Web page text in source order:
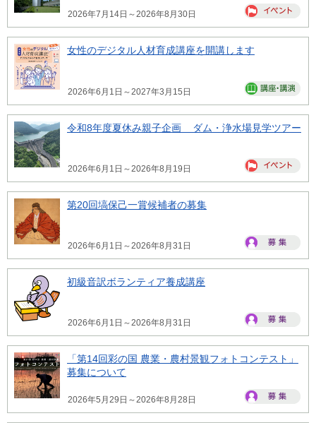
2026年7月14日～2026年8月30日
女性のデジタル人材育成講座を開講します
2026年6月1日～2027年3月15日
令和8年度夏休み親子企画 ダム・浄水場見学ツアー
2026年6月1日～2026年8月19日
第20回塙保己一賞候補者の募集
2026年6月1日～2026年8月31日
初級音訳ボランティア養成講座
2026年6月1日～2026年8月31日
「第14回彩の国 農業・農村景観フォトコンテスト」
募集について
2026年5月29日～2026年8月28日